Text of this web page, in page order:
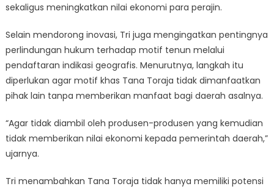
sekaligus meningkatkan nilai ekonomi para perajin.
Selain mendorong inovasi, Tri juga mengingatkan pentingnya
perlindungan hukum terhadap motif tenun melalui
pendaftaran indikasi geografis. Menurutnya, langkah itu
diperlukan agar motif khas Tana Toraja tidak dimanfaatkan
pihak lain tanpa memberikan manfaat bagi daerah asalnya.
“Agar tidak diambil oleh produsen-produsen yang kemudian
tidak memberikan nilai ekonomi kepada pemerintah daerah,”
ujarnya.
Tri menambahkan Tana Toraja tidak hanya memiliki potensi